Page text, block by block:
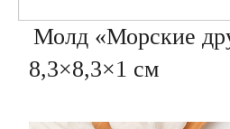
Молд «Морские
8,3×8,3×1 см